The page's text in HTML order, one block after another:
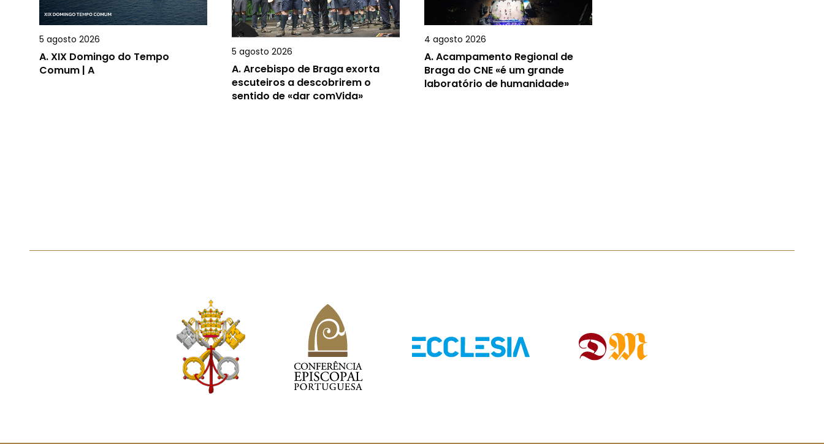
5 agosto 2026
A.XIX Domingo do Tempo
Comum | A
5 agosto 2026
A.Arcebispo de Braga exorta
escuteiros a descobrirem o
sentido de «dar comVida»
4 agosto 2026
A.Acampamento Regional de
Braga do CNE «é um grande
laboratório de humanidade»